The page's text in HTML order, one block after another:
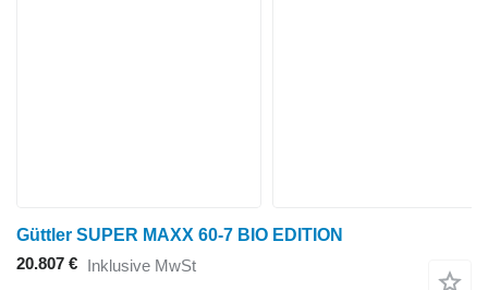
Güttler SUPER MAXX 60-7 BIO EDITION
20.807 € Inklusive MwSt